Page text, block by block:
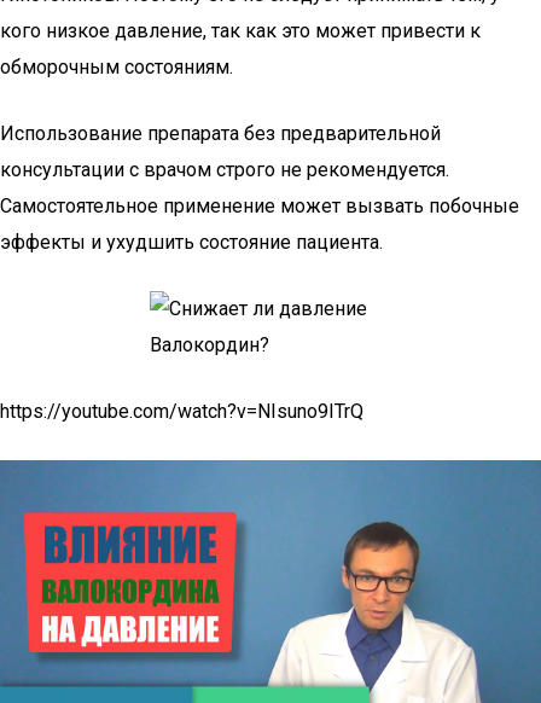
кого низкое давление, так как это может привести к
обморочным состояниям.
Использование препарата без предварительной
консультации с врачом строго не рекомендуется.
Самостоятельное применение может вызвать побочные
эффекты и ухудшить состояние пациента.
https://youtube.com/watch?v=NIsuno9ITrQ